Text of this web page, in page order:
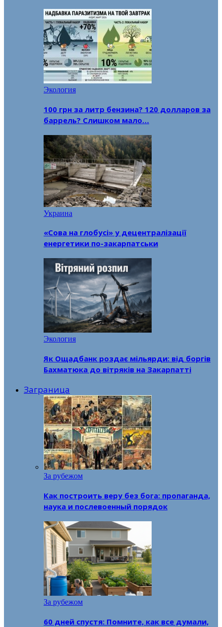
Экология
100 грн за литр бензина? 120 долларов за
баррель? Слишком мало…
Украина
«Сова на глобусі» у децентралізації
енергетики по-закарпатськи
Экология
Як Ощадбанк роздає мільярди: від боргів
Бахматюка до вітряків на Закарпатті
Заграница
За рубежом
Как построить веру без бога: пропаганда,
наука и послевоенный порядок
За рубежом
60 дней спустя: Помните, как все думали,